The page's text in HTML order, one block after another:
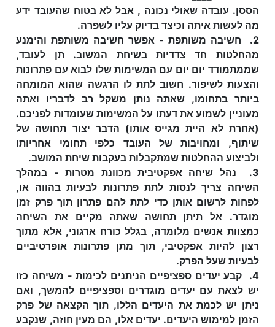
הססן. עובדה שאולי נכונה , אבל לא בטוח שהעובד ידע
מה לעשות איתה וכיצד בדיוק עליו לשפרה.
2. חשיבה משותפת - אפשר חשיבה משותפת והימנע
מהחלטות חד צדדיות בשיחת המשוב. תן לעובד,
שממתמודד יום יום עם המשימות שלו לבוא עם פתרונות
והצעות לשיפור. חשוב לתת לו הרגשה שהוא המומחה
ביותר בתחומו, שאתה נותן משקל רב לדבריו ואתה
מעוניין לשמוע את דעתו על המשימות שעומדות לפניכם.
(אחרת לא היית מגייס אותו) הדבר יצור תחושה של
שיתוף, ומחויבות של העובד כלפי תחומי אחריותו
ולביצוע ההחלטות שמתקבלות בעקבות שיחת המושב.
3. נהל שיחה אפקטיבית מכוונת מטרות - במהלך
השיחה צריך לנסות לתת פתרונות לבעיות בהווה או,
לפחות לרשום אותן כדי לתת להם פתרון תוך פרק זמן
מוגדר. אל תיתן תחושה שאתה מקיים את השיחה
כמצוות אנשים מלומדה, בגלל כורח ארגוני, אלא מתוך
רצון להיות אפקטיבי, תוך מתן פתרונות אופרטיביים
לבעיות שעל הפרק.
4. קבע יעדים ספציפיים הניתנים לכימות - משיחה כזו
יש לצאת עם יעדים מוגדרים וספציפיים להמשך, ואם
ניתן יש לכמת את היעדים הללו, תוך הקצאה של פרק
הזמן למימוש היעדים. יעדים אלו, הם מעין חוזה, שנקבע